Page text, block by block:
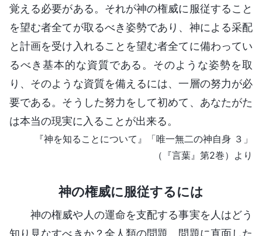
覚える必要がある。それが神の権威に服従すること
を望む者全てが取るべき姿勢であり、神による采配
と計画を受け入れることを望む者全てに備わってい
るべき基本的な資質である。そのような姿勢を取
り、そのような資質を備えるには、一層の努力が必
要である。そうした努力をして初めて、あなたがた
は本当の現実に入ることが出来る。
『神を知ることについて』「唯一無二の神自身 ３」
（『言葉』第2巻）より
神の権威に服従するには
神の権威や人の運命を支配する事実を人はどう
知り見なすべきか？全人類の問題。問題に直面した